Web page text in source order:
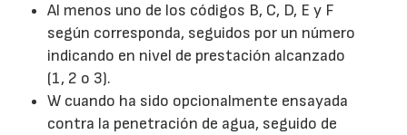
Al menos uno de los códigos B, C, D, E y F
según corresponda, seguidos por un número
indicando en nivel de prestación alcanzado
(1, 2 o 3).
W cuando ha sido opcionalmente ensayada
contra la penetración de agua, seguido de